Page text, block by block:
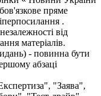
пряме
.
від
матеріалів.
- повинна бути
абзаці
"Заява",